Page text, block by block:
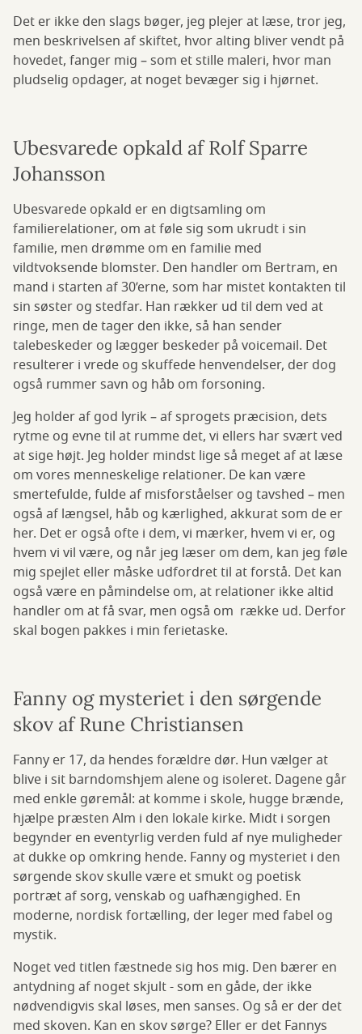
Det er ikke den slags bøger, jeg plejer at læse, tror jeg,
men beskrivelsen af skiftet, hvor alting bliver vendt på
hovedet, fanger mig – som et stille maleri, hvor man
pludselig opdager, at noget bevæger sig i hjørnet.
Ubesvarede opkald af Rolf Sparre
Johansson
Ubesvarede opkald er en digtsamling om
familierelationer, om at føle sig som ukrudt i sin
familie, men drømme om en familie med
vildtvoksende blomster. Den handler om Bertram, en
mand i starten af 30’erne, som har mistet kontakten til
sin søster og stedfar. Han rækker ud til dem ved at
ringe, men de tager den ikke, så han sender
talebeskeder og lægger beskeder på voicemail. Det
resulterer i vrede og skuffede henvendelser, der dog
også rummer savn og håb om forsoning.
Jeg holder af god lyrik – af sprogets præcision, dets
rytme og evne til at rumme det, vi ellers har svært ved
at sige højt. Jeg holder mindst lige så meget af at læse
om vores menneskelige relationer. De kan være
smertefulde, fulde af misforståelser og tavshed – men
også af længsel, håb og kærlighed, akkurat som de er
her. Det er også ofte i dem, vi mærker, hvem vi er, og
hvem vi vil være, og når jeg læser om dem, kan jeg føle
mig spejlet eller måske udfordret til at forstå. Det kan
også være en påmindelse om, at relationer ikke altid
handler om at få svar, men også om række ud. Derfor
skal bogen pakkes i min ferietaske.
Fanny og mysteriet i den sørgende
skov af Rune Christiansen
Fanny er 17, da hendes forældre dør. Hun vælger at
blive i sit barndomshjem alene og isoleret. Dagene går
med enkle gøremål: at komme i skole, hugge brænde,
hjælpe præsten Alm i den lokale kirke. Midt i sorgen
begynder en eventyrlig verden fuld af nye muligheder
at dukke op omkring hende. Fanny og mysteriet i den
sørgende skov skulle være et smukt og poetisk
portræt af sorg, venskab og uafhængighed. En
moderne, nordisk fortælling, der leger med fabel og
mystik.
Noget ved titlen fæstnede sig hos mig. Den bærer en
antydning af noget skjult - som en gåde, der ikke
nødvendigvis skal løses, men sanses. Og så er der det
med skoven. Kan en skov sørge? Eller er det Fannys